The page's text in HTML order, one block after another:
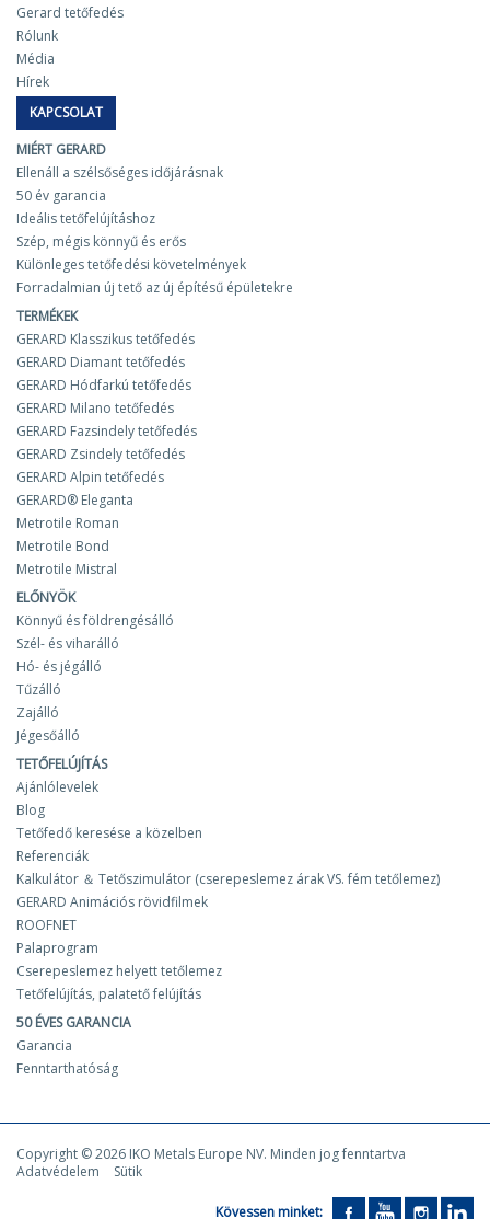
Gerard tetőfedés
Rólunk
Média
Hírek
KAPCSOLAT
MIÉRT GERARD
Ellenáll a szélsőséges időjárásnak
50 év garancia
Ideális tetőfelújításhoz
Szép, mégis könnyű és erős
Különleges tetőfedési követelmények
Forradalmian új tető az új építésű épületekre
TERMÉKEK
GERARD Klasszikus tetőfedés
GERARD Diamant tetőfedés
GERARD Hódfarkú tetőfedés
GERARD Milano tetőfedés
GERARD Fazsindely tetőfedés
GERARD Zsindely tetőfedés
GERARD Alpin tetőfedés
GERARD® Eleganta
Metrotile Roman
Metrotile Bond
Metrotile Mistral
ELŐNYÖK
Könnyű és földrengésálló
Szél- és viharálló
Hó- és jégálló
Tűzálló
Zajálló
Jégesőálló
TETŐFELÚJÍTÁS
Ajánlólevelek
Blog
Tetőfedő keresése a közelben
Referenciák
Kalkulátor ＆ Tetőszimulátor (cserepeslemez árak VS. fém tetőlemez)
GERARD Animációs rövidfilmek
ROOFNET
Palaprogram
Cserepeslemez helyett tetőlemez
Tetőfelújítás, palatető felújítás
50 ÉVES GARANCIA
Garancia
Fenntarthatóság
Copyright © 2026 IKO Metals Europe NV. Minden jog fenntartva
Adatvédelem
Sütik
Kövessen minket: